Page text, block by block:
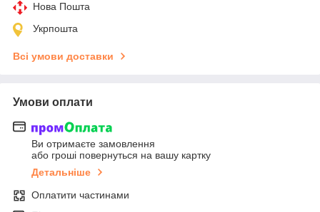
Нова Пошта
Укрпошта
Всі умови доставки
Умови оплати
Ви отримаєте замовлення
або гроші повернуться на вашу картку
Детальніше
Оплатити частинами